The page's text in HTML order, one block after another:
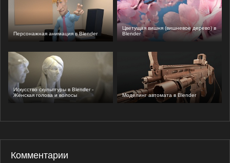
Персонажная анимация в Blender
Цветущая вишня (вишневое дерево) в
Blender
Искусство скульптуры в Blender -
Женская голова и волосы
Моделинг автомата в Blender
Комментарии